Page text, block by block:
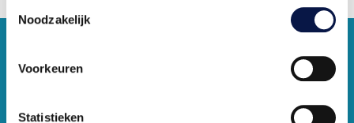
Indien je dat toestaat, kunnen wij of onze partners onder
Informatie verzamelen over je geografische locatie
Bepaalde voorkeuren en profielen identificeren om
Noodzakelijk
Voorkeuren
Statistieken